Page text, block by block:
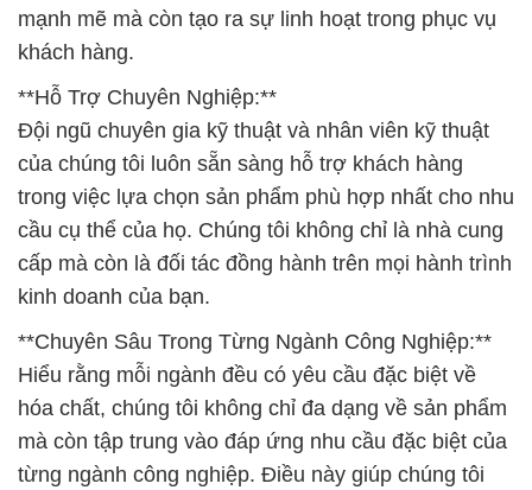
mạnh mẽ mà còn tạo ra sự linh hoạt trong phục vụ
khách hàng.
**Hỗ Trợ Chuyên Nghiệp:**
Đội ngũ chuyên gia kỹ thuật và nhân viên kỹ thuật
của chúng tôi luôn sẵn sàng hỗ trợ khách hàng
trong việc lựa chọn sản phẩm phù hợp nhất cho nhu
cầu cụ thể của họ. Chúng tôi không chỉ là nhà cung
cấp mà còn là đối tác đồng hành trên mọi hành trình
kinh doanh của bạn.
**Chuyên Sâu Trong Từng Ngành Công Nghiệp:**
Hiểu rằng mỗi ngành đều có yêu cầu đặc biệt về
hóa chất, chúng tôi không chỉ đa dạng về sản phẩm
mà còn tập trung vào đáp ứng nhu cầu đặc biệt của
từng ngành công nghiệp. Điều này giúp chúng tôi